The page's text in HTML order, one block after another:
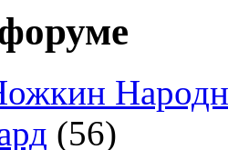
(56)